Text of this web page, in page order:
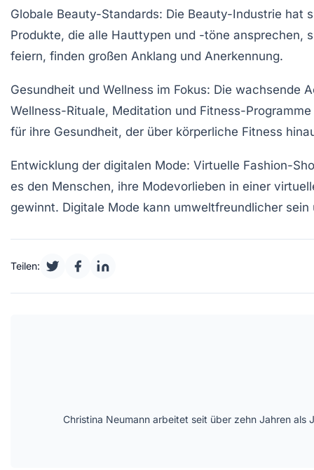
Globale Beauty-Standards: Die Beauty-Industrie hat
Produkte, die alle Hauttypen und -töne ansprechen,
feiern, finden großen Anklang und Anerkennung.
Gesundheit und Wellness im Fokus: Die wachsende
Wellness-Rituale, Meditation und Fitness-
für ihre Gesundheit, der über körperliche Fitness
Entwicklung der digitalen Mode: Virtuelle Fashion-
es den Menschen, ihre Modevorlieben in einer
gewinnt. Digitale Mode kann umweltfreundlicher
Teilen:
Christina Neumann arbeitet seit über zehn Jahren als